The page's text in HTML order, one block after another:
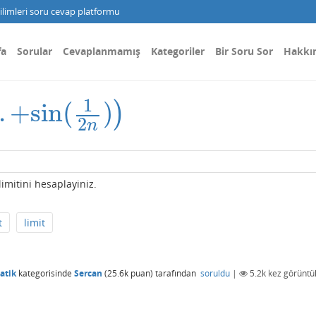
soru cevap platformu
Sorular Cevaplanmamış Kategoriler Bir Soru Sor
. +sin(
1
2n ))
( 12n))
limitini hesaplayiniz.
limit
kategorisinde Sercan (25.6k puan) tarafından soruldu | 5.2k kez